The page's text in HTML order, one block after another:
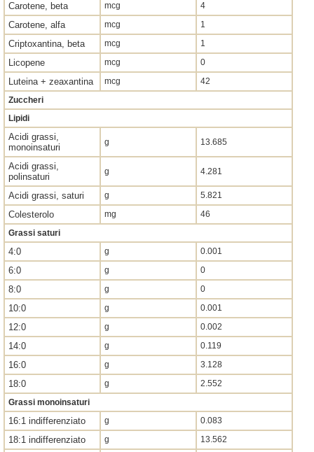
Carotene, beta mcg 4
Carotene, alfa mcg 1
Criptoxantina, beta mcg 1
Licopene mcg 0
Luteina + zeaxantina mcg
42
Zuccheri
Lipidi
Acidi grassi,
monoinsaturi
g 13.685
Acidi grassi,
polinsaturi
g 4.281
Acidi grassi, saturi g 5.821
Colesterolo mg
46
Grassi saturi
4:0 g 0.001
6:0 g 0
8:0 g 0
10:0 g 0.001
12:0 g 0.002
14:0 g 0.119
16:0 g 3.128
18:0 g
2.552
Grassi monoinsaturi
16:1 indifferenziato g 0.083
18:1 indifferenziato g 13.562